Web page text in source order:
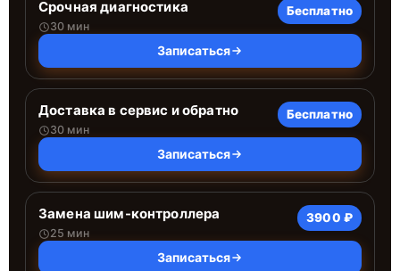
Срочная диагностика
30 мин
Бесплатно
Записаться
Доставка в сервис и обратно
30 мин
Бесплатно
Записаться
Замена шим-контроллера
25 мин
3900 ₽
Записаться